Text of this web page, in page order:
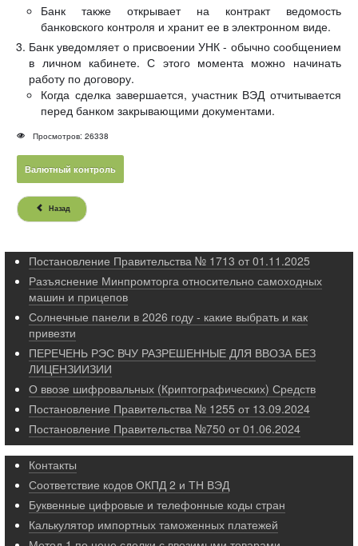
Банк также открывает на контракт ведомость
банковского контроля и хранит ее в электронном виде.
Банк уведомляет о присвоении УНК - обычно сообщением
в личном кабинете. С этого момента можно начинать
работу по договору.
Когда сделка завершается, участник ВЭД отчитывается
перед банком закрывающими документами.
Просмотров: 26338
Валютный контроль
Назад
Постановление Правительства № 1713 от 01.11.2025
Разъяснение Минпромторга относительно самоходных
машин и прицепов
Солнечные панели в 2026 году - какие выбрать и как
привезти
ПЕРЕЧЕНЬ РЭС ВЧУ РАЗРЕШЕННЫЕ ДЛЯ ВВОЗА БЕЗ
ЛИЦЕНЗИИЗИИ
О ввозе шифровальных (Криптографических) Средств
Постановление Правительства № 1255 от 13.09.2024
Постановление Правительства №750 от 01.06.2024
Контакты
Соответствие кодов ОКПД 2 и ТН ВЭД
Буквенные цифровые и телефонные коды стран
Калькулятор импортных таможенных платежей